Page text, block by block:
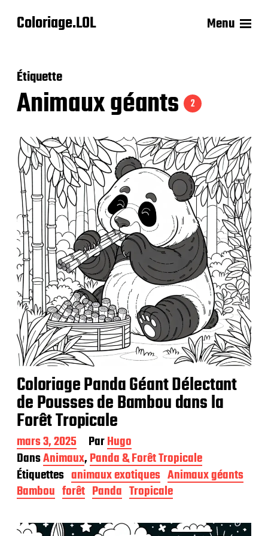
Coloriage.LOL Menu
Étiquette
Animaux géants 2
Coloriage Panda Géant Délectant
de Pousses de Bambou dans la
Forêt Tropicale
D
a
t
e
d
e
u
mars 3, 2025 ParHugo
DansAnimaux,Panda & Forêt Tropicale
Étiquettes animaux exotiques Animaux géants
Bambou forêt Panda Tropicale